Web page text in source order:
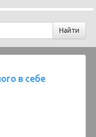
в себе